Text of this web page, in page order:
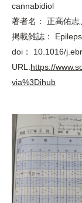
cannabidiol
著者名： 正高佑
掲載雑誌：
doi： 10.1016/
URL:https://
via%3Dihub